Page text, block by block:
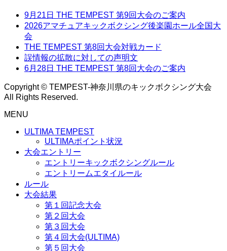
9月21日 THE TEMPEST 第9回大会のご案内
2026アマチュアキックボクシング後楽園ホール全国大
会
THE TEMPEST 第8回大会対戦カード
誤情報の拡散に対しての声明文
6月28日 THE TEMPEST 第8回大会のご案内
Copyright © TEMPEST-神奈川県のキックボクシング大会
All Rights Reserved.
MENU
ULTIMA TEMPEST
ULTIMAポイント状況
大会エントリー
エントリーキックボクシングルール
エントリームエタイルール
ルール
大会結果
第１回記念大会
第２回大会
第３回大会
第４回大会(ULTIMA)
第５回大会